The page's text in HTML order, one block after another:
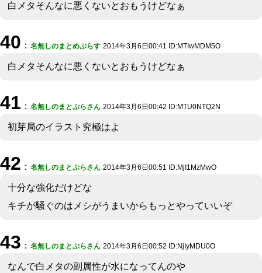
白メタそんなに悪くないとおもうけどなぁ
40 ： 名無しのまとめぷらす 2014年3月6日00:41 ID:MTIwMDM5O
白メタそんなに悪くないとおもうけどなぁ
41 ： 名無しのまとぷらさん 2014年3月6日00:42 ID:MTU0NTQ2N
初芽局のイラスト究極はよ
42 ： 名無しのまとぷらさん 2014年3月6日00:51 ID:MjI1MzMwO
十分な強化だけどな
キチが騒ぐのはメシがうまいからもっとやっていいぞ
43 ： 名無しのまとぷらさん 2014年3月6日00:52 ID:NjIyMDU0O
なんで白メタの副属性が水になってんのや